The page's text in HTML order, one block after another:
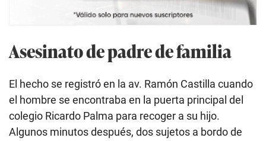
Asesinato de padre de familia
El hecho se registró en la av. Ramón Castilla cuando
el hombre se encontraba en la puerta principal del
colegio Ricardo Palma para recoger a su hijo.
Algunos minutos después, dos sujetos a bordo de